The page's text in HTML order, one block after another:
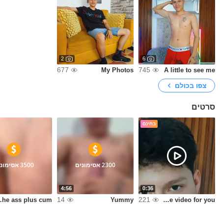
6
A little to see me
745
2
My Photos
677
צפו בכולם
סרטים
בחינם
0:36
A pleasure video for you
221
4:56
2300 אסימונים
Yummy
14
3500 אסימונים
cum